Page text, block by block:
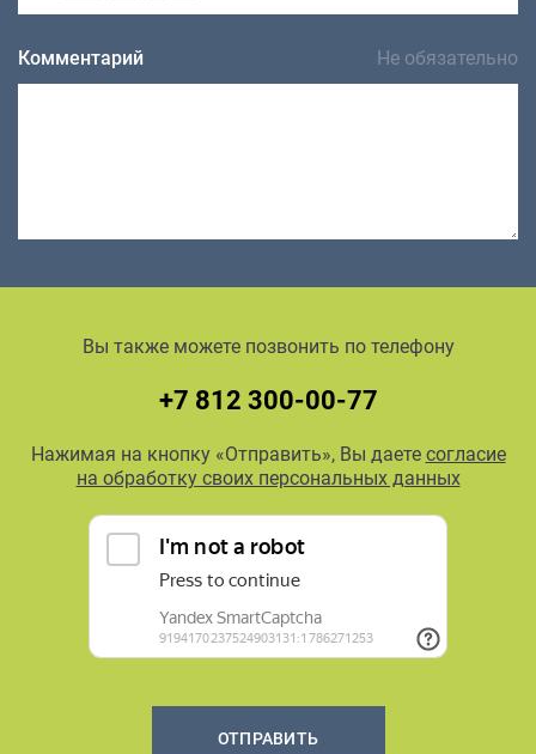
Комментарий Не обязательно
Вы также можете позвонить по телефону
+7 812 300-00-77
Нажимая на кнопку «Отправить», Вы даете согласие
на обработку своих персональных данных
ОТПРАВИТЬ